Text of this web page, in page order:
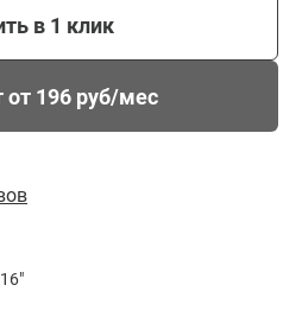
в 1 клик
от 196 руб/мес